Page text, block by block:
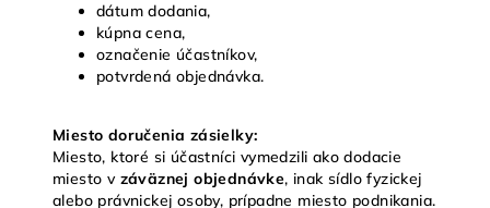
dátum dodania,
kúpna cena,
označenie účastníkov,
potvrdená objednávka.
Miesto doručenia zásielky:
Miesto, ktoré si účastníci vymedzili ako dodacie
miesto vzáväznej objednávke, inak sídlo fyzickej
alebo právnickej osoby, prípadne miesto podnikania.